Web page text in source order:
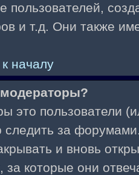
пользователей,
и т.д. Они также
началу
модераторы?
это пользователи
следить за
и вновь
за которые они